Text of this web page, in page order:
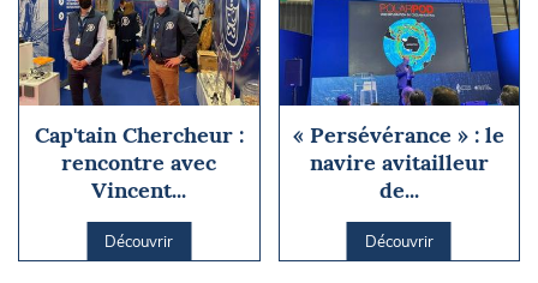
Cap'tain Chercheur :
rencontre avec
Vincent...
Découvrir
« Persévérance » : le
navire avitailleur
de...
Découvrir